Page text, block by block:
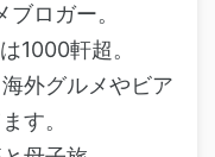
ロガー。
1000軒超。
外グルメやビア
す。